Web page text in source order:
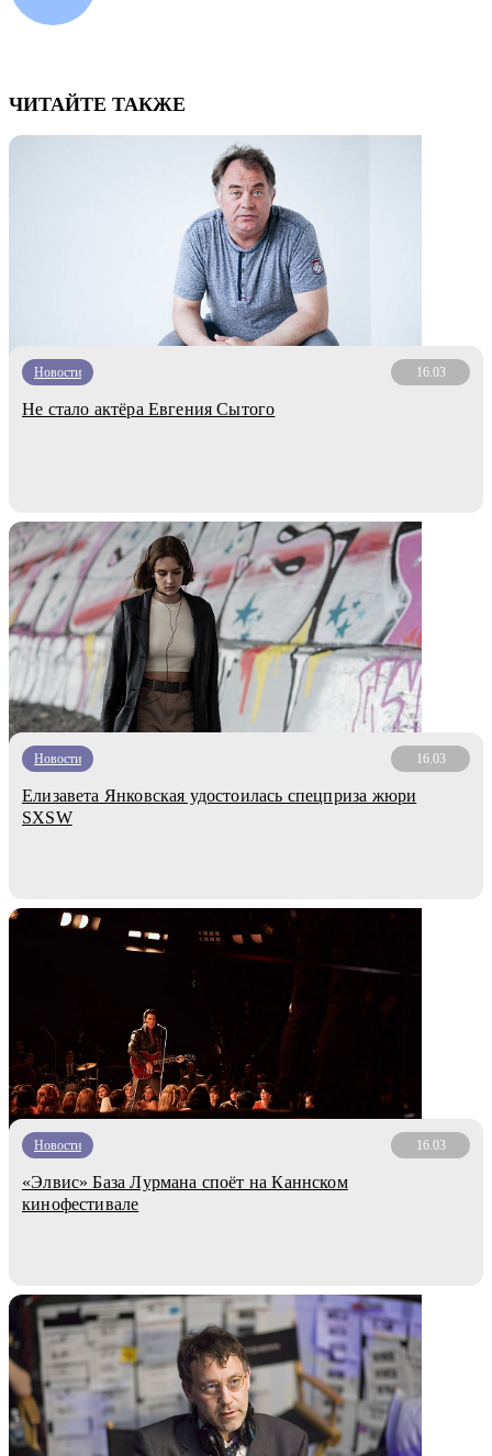
ЧИТАЙТЕ ТАКЖЕ
Новости 16.03
Не стало актёра Евгения Сытого
Новости 16.03
Елизавета Янковская удостоилась спецприза жюри
SXSW
Новости 16.03
«Элвис» База Лурмана споёт на Каннском
кинофестивале